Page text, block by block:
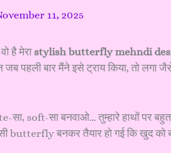
11, 2025
है मेराstylish butterfly mehndi
पहली बार मैंने इसे ट्राय किया, तो लगा जैसे
सा, soft-सा बनवाओ… तुम्हारे हाथों पर
सी butterfly बनकर तैयार हो गई कि खुद को